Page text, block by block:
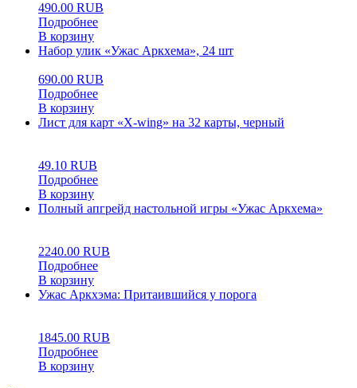
490.00 RUB
Подробнее
В корзину
Набор улик «Ужас Аркхема», 24 шт
690.00 RUB
Подробнее
В корзину
Лист для карт «X-wing» на 32 карты, черный
49.10 RUB
Подробнее
В корзину
Полный апгрейд настольной игры «Ужас Аркхема»
2240.00 RUB
Подробнее
В корзину
Ужас Аркхэма: Притаившийся у порога
1845.00 RUB
Подробнее
В корзину